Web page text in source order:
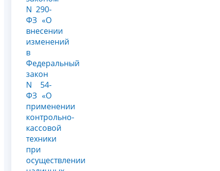
N 290-
ФЗ «О
внесении
изменений
в
Федеральный
закон
N 54-
ФЗ «О
применении
контрольно-
кассовой
техники
при
осуществлении